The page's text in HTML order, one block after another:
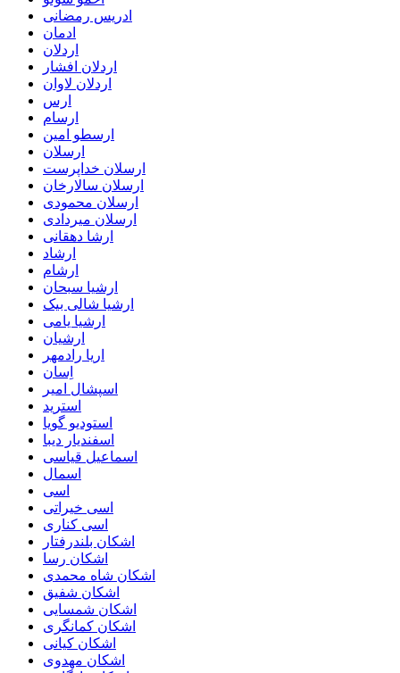
ادریس رمضانی
ادمان
اردلان
اردلان افشار
اردلان لاوان
ارس
ارسام
ارسطو امین
ارسلان
ارسلان خداپرست
ارسلان سالارخان
ارسلان محمودی
ارسلان میردادی
ارشا دهقانی
ارشاد
ارشام
ارشیا سبحان
ارشیا شالی بیک
ارشیا یامی
ارشیان
اریا رادمهر
اِسان
اسپشال امیر
استرید
استودیو گویا
اسفندیار دیبا
اسماعیل قیاسی
اسمال
اسی
اسی خیراتی
اسی کناری
اشکان بلندرفتار
اشکان رسا
اشکان شاه محمدی
اشکان شفیق
اشکان شمسایی
اشکان‌ کمانگری
اشکان کیانی
اشکان مهدوی